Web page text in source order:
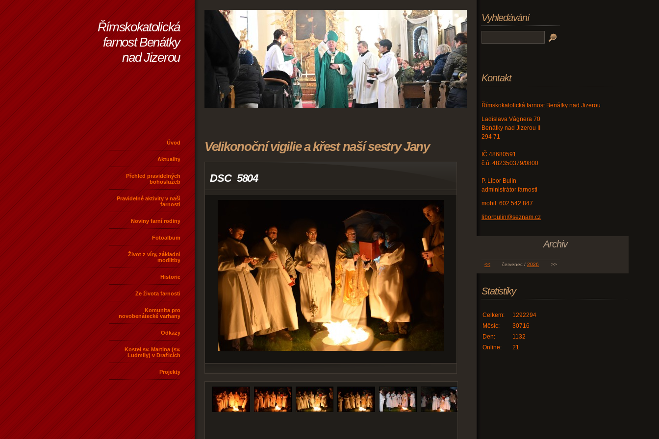
Římskokatolická
farnost Benátky
nad Jizerou
Úvod
Aktuality
Přehled pravidelných
bohoslužeb
Pravidelné aktivity v naší
farnosti
Noviny farní rodiny
Fotoalbum
Život z víry, základní
modlitby
Historie
Ze života farnosti
Komunita pro
novobenátecké varhany
Odkazy
Kostel sv. Martina (sv.
Ludmily) v Dražicích
Projekty
Velikonoční vigilie a křest naší sestry Jany
DSC_5804
Vyhledávání
Kontakt
Římskokatolická farnost Benátky nad Jizerou
Ladislava Vágnera 70
Benátky nad Jizerou II
294 71
IČ 48680591
č.ú. 482350379/0800
P. Libor Bulín
administrátor farnosti
mobil: 602 542 847
liborbulin@seznam.cz
Archiv
<< červenec / 2026 >>
Statistiky
Online: 21
Celkem:
1292294
Měsíc:
30716
Den:
1132